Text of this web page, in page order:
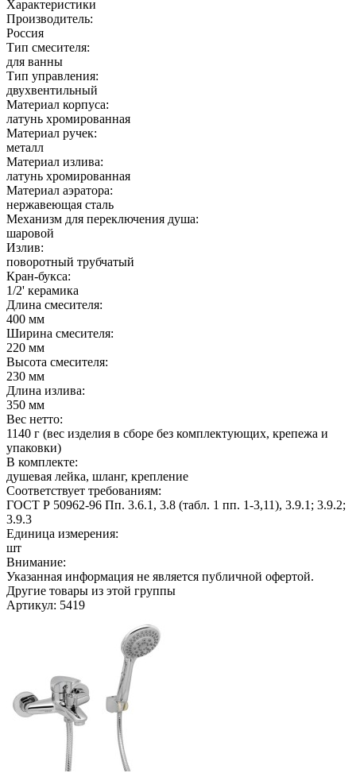
Характеристики
Производитель:
Россия
Тип смесителя:
для ванны
Тип управления:
двухвентильный
Материал корпуса:
латунь хромированная
Материал ручек:
металл
Материал излива:
латунь хромированная
Материал аэратора:
нержавеющая сталь
Механизм для переключения душа:
шаровой
Излив:
поворотный трубчатый
Кран-букса:
1/2' керамика
Длина смесителя:
400 мм
Ширина смесителя:
220 мм
Высота смесителя:
230 мм
Длина излива:
350 мм
Вес нетто:
1140 г (вес изделия в сборе без комплектующих, крепежа и
упаковки)
В комплекте:
душевая лейка, шланг, крепление
Соответствует требованиям:
ГОСТ Р 50962-96 Пп. 3.6.1, 3.8 (табл. 1 пп. 1-3,11), 3.9.1; 3.9.2;
3.9.3
Единица измерения:
шт
Внимание:
Указанная информация не является публичной офертой.
Другие товары из этой группы
Артикул: 5419